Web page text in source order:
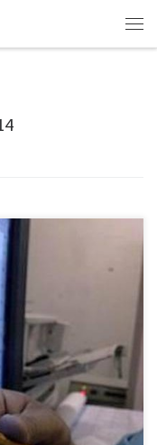
zona norte del país, los
una primera ola de